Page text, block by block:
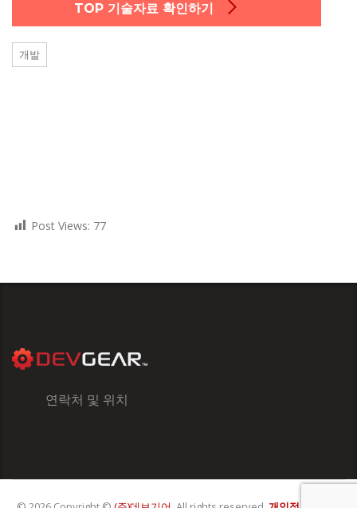
TOP 기술자료 확인하기
개발
Post Views: 77
연락처 및 위치